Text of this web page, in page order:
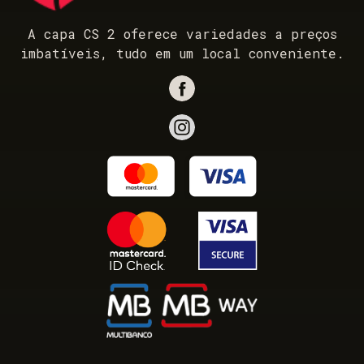
A capa CS 2 oferece variedades a preços
imbatíveis, tudo em um local conveniente.